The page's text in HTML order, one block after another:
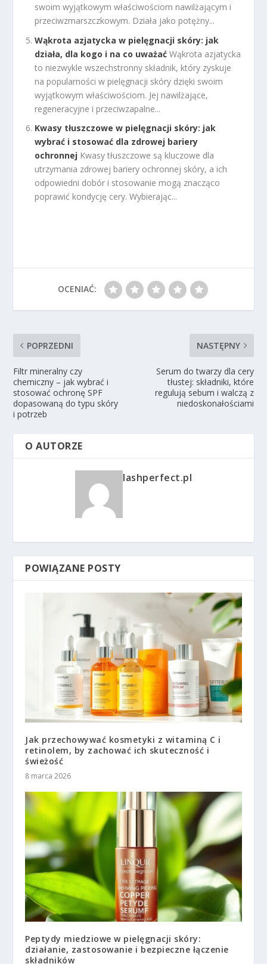
swoim wyjątkowym właściwościom nawilżającym i
przeciwzmarszczkowym. Działa jako potężny...
Wąkrota azjatycka w pielęgnacji skóry: jak
działa, dla kogo i na co uważać Wąkrota azjatycka
to niezwykle wszechstronny składnik, który zyskuje
na popularności w pielęgnacji skóry dzięki swoim
wyjątkowym właściwościom. Jej nawilżające,
regeneracyjne i przeciwzapalne...
Kwasy tłuszczowe w pielęgnacji skóry: jak
wybrać i stosować dla zdrowej bariery
ochronnej Kwasy tłuszczowe są kluczowe dla
utrzymania zdrowej bariery ochronnej skóry, a ich
odpowiedni dobór i stosowanie mogą znacząco
poprawić kondycję cery. Wybierając...
OCENIAĆ:
POPRZEDNI
Filtr mineralny czy
chemiczny – jak wybrać i
stosować ochronę SPF
dopasowaną do typu skóry
i potrzeb
NASTĘPNY
Serum do twarzy dla cery
tłustej: składniki, które
regulują sebum i walczą z
niedoskonałościami
O AUTORZE
lashperfect.pl
POWIĄZANE POSTY
Jak przechowywać kosmetyki z witaminą C i
retinolem, by zachować ich skuteczność i
świeżość
8 marca 2026
Peptydy miedziowe w pielęgnacji skóry:
działanie, zastosowanie i bezpieczne łączenie
składników